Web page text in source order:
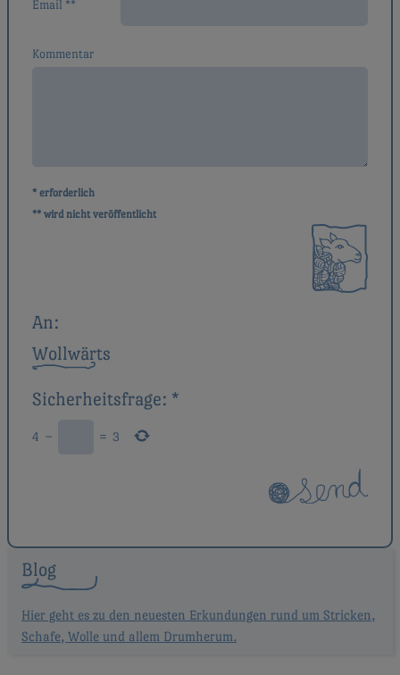
Email **
Kommentar
* erforderlich
** wird nicht veröffentlicht
An:
Wollwärts
Sicherheitsfrage: *
4 − = 3
Blog
Hier geht es zu den neuesten Erkundungen rund um Stricken,
Schafe, Wolle und allem Drumherum.